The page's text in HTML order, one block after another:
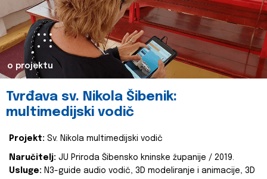
o projektu
Tvrđava sv. Nikola Šibenik:
multimedijski vodič
Projekt: Sv. Nikola multimedijski vodič
Naručitelj: JU Priroda Šibensko kninske županije / 2019.
Usluge: N3-guide audio vodič, 3D modeliranje i animacije, 3D